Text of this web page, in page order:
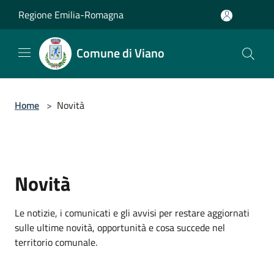
Regione Emilia-Romagna
Comune di Viano
Home > Novità
Novità
Le notizie, i comunicati e gli avvisi per restare aggiornati
sulle ultime novità, opportunità e cosa succede nel
territorio comunale.